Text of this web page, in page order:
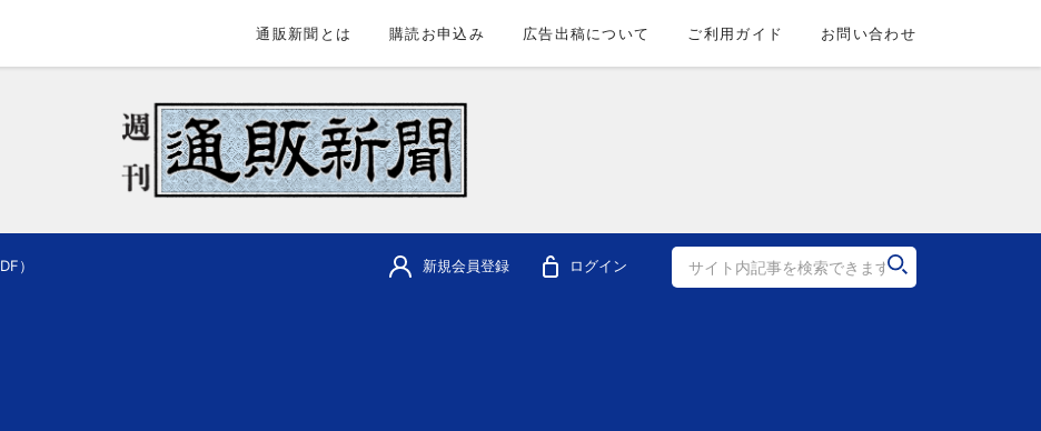
通販新聞とは 購読お申込み 広告出稿について ご利用ガイド お問い合わせ
） 新規会員登録 ログイン